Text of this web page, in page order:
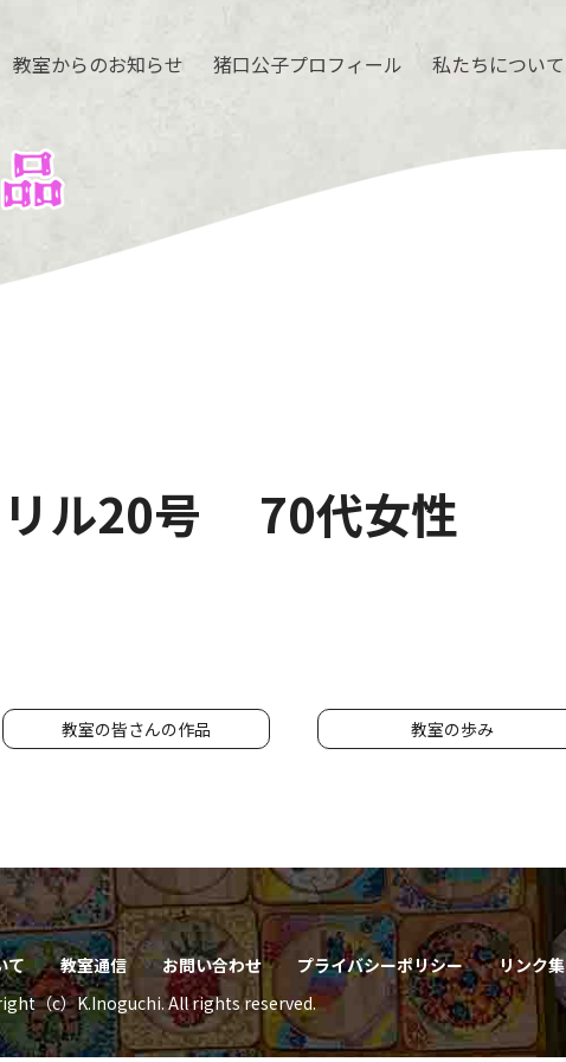
教室からのお知らせ 猪口公子プロフィール 私たちについて
リル20号 70代女性
教室の皆さんの作品 教室の歩み
て 教室通信 お問い合わせ プライバシーポリシー
リンク集
（c）K.Inoguchi. All rights reserved.